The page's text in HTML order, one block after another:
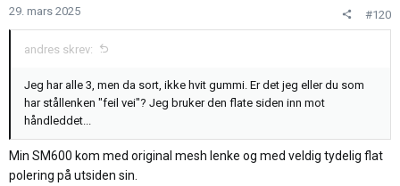
n
e
r
29. mars 2025 #120
andres skrev:
Jeg har alle 3, men da sort, ikke hvit gummi. Er det jeg eller du som
har stållenken "feil vei"? Jeg bruker den flate siden inn mot
håndleddet...
Min SM600 kom med original mesh lenke og med veldig tydelig flat
polering på utsiden sin.